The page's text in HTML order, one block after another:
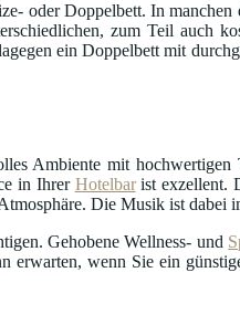
oder Doppelbett. In
zum Teil auch
ein Doppelbett mit
Ambiente mit hochwertigen
in Ihrer Hotelbarist exzellent.
Die Musik ist dabei
Gehobene Wellness- und
erwarten, wenn Sie ein